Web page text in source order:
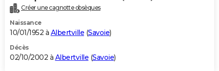
Créer une cagnotte obsèques
Naissance
10/01/1952 à Albertville (Savoie)
Décès
02/10/2002 à Albertville (Savoie)